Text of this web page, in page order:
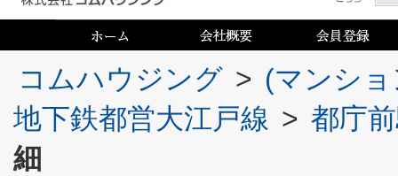
コムハウジング > (マンシ
地下鉄都営大江戸線 > 都庁
細